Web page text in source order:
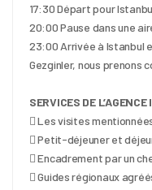
17:30 Départ pour
20:00 Pause dans une
23:00 Arrivée à Istanbul
Gezginler, nous prenons
SERVICES DE
 Les visites
 Petit-déjeuner et
 Encadrement par un
 Guides régionaux